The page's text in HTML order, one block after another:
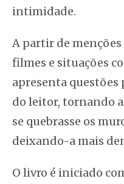
intimidade.
A partir de
filmes e situações
apresenta
do leitor, tornando
se quebrasse os
deixando-a mais
O livro é iniciado